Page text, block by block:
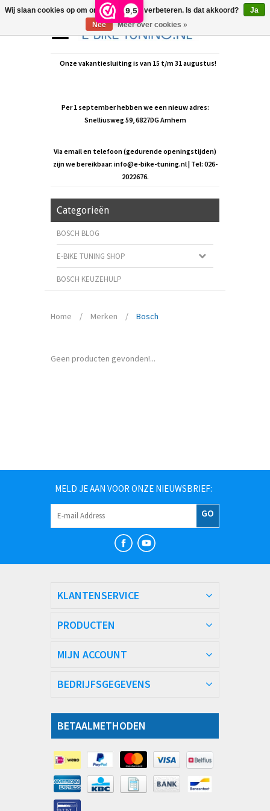
9,5
Onze vakantiesluiting is van 15 t/m 31 augustus!
Per 1 september hebben we een nieuw adres:
Snelliusweg 59, 6827DG Arnhem
Via email en telefoon (gedurende openingstijden)
zijn we bereikbaar: info@e-bike-tuning.nl| Tel: 026-
2022676.
Categorieën
BOSCH BLOG
E-BIKE TUNING SHOP
BOSCH KEUZEHULP
Home / Merken / Bosch
Geen producten gevonden!...
MELD JE AAN VOOR ONZE NIEUWSBRIEF:
GO
KLANTENSERVICE
PRODUCTEN
MIJN ACCOUNT
BEDRIJFSGEGEVENS
BETAALMETHODEN
Wij slaan cookies op om onze website te verbeteren. Is dat akkoord?
Ja
Nee
Meer over cookies »